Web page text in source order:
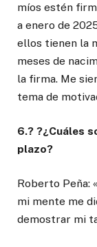
míos estén
a enero de
ellos tienen la
meses de
la firma. Me
tema de
6.? ?¿Cuáles
plazo?
Roberto Peña:
mi mente me
demostrar mi